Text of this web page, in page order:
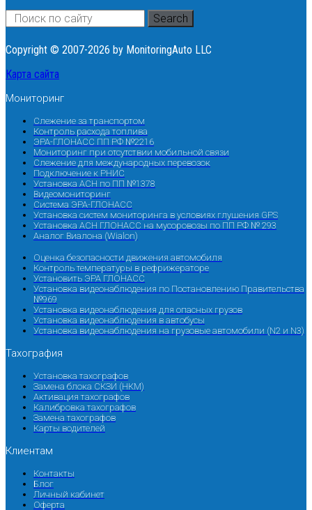
Search
Copyright © 2007-2026 by MonitoringAuto LLC
Карта сайта
Мониторинг
Слежение за транспортом
Контроль расхода топлива
ЭРА-ГЛОНАСС ПП РФ №2216
Мониторинг при отсутствии мобильной связи
Слежение для международных перевозок
Подключение к РНИС
Установка АСН по ПП №1378
Видеомониторинг
Система ЭРА-ГЛОНАСС
Установка систем мониторинга в условиях глушения GPS
Установка АСН ГЛОНАСС на мусоровозы по ПП РФ № 293
Аналог Виалона (Wialon)
Оценка безопасности движения автомобиля
Контроль температуры в рефрижераторе
Установить ЭРА ГЛОНАСС
Установка видеонаблюдения по Постановлению Правительства
№969
Установка видеонаблюдения для опасных грузов
Установка видеонаблюдения в автобусы
Установка видеонаблюдения на грузовые автомобили (N2 и N3)
Тахография
Установка тахографов
Замена блока СКЗИ (НКМ)
Активация тахографов
Калибровка тахографов
Замена тахографов
Карты водителей
Клиентам
Контакты
Блог
Личный кабинет
Оферта